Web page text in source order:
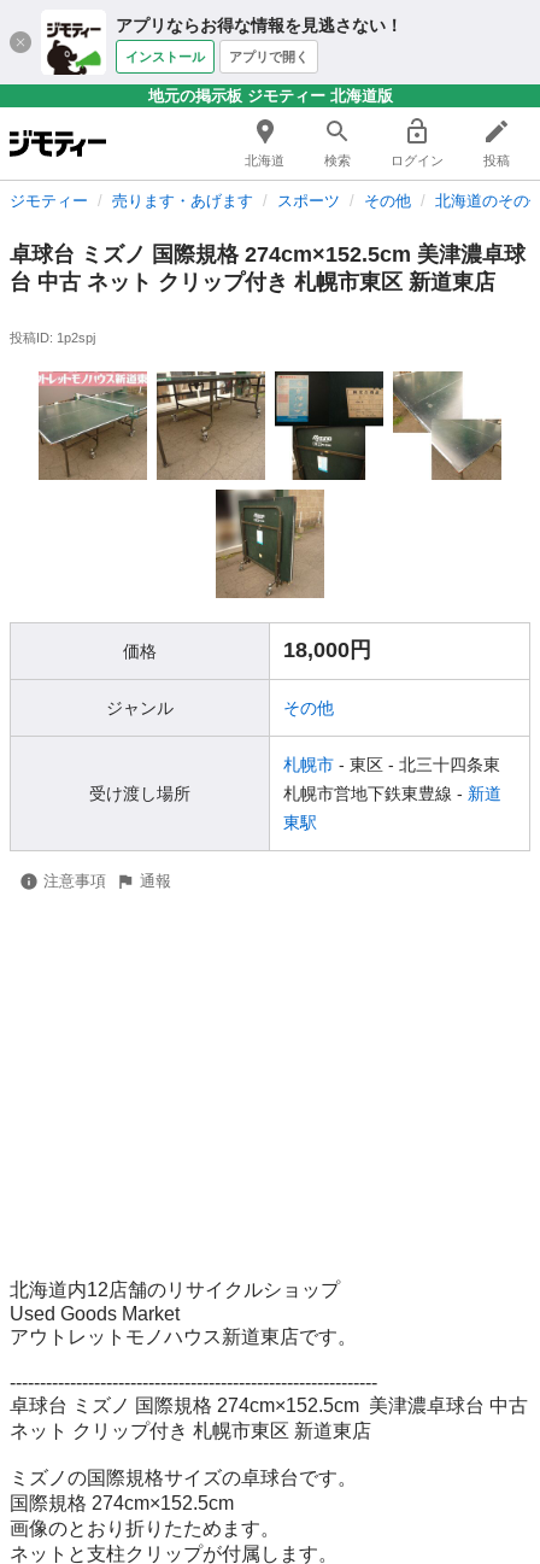
アプリならお得な情報を見逃さない！
インストール アプリで開く
地元の掲示板 ジモティー 北海道版
北海道 検索 ログイン 投稿
ジモティー 売ります・あげます スポーツ その他 北海道のその
卓球台 ミズノ 国際規格 274cm×152.5cm 美津濃卓球
台 中古 ネット クリップ付き 札幌市東区 新道東店
投稿ID: 1p2spj
価格 18,000円
ジャンル その他
受け渡し場所
札幌市 - 東区 - 北三十四条東
札幌市営地下鉄東豊線 - 新道
東駅
注意事項 通報
北海道内12店舗のリサイクルショップ
Used Goods Market
アウトレットモノハウス新道東店です。
-------------------------------------------------------------
卓球台 ミズノ 国際規格 274cm×152.5cm  美津濃卓球台 中古
ネット クリップ付き 札幌市東区 新道東店
ミズノの国際規格サイズの卓球台です。
国際規格 274cm×152.5cm
画像のとおり折りたためます。
ネットと支柱クリップが付属します。